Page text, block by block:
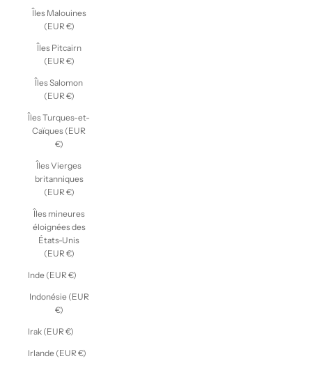
Îles Malouines
(EUR €)
Îles Pitcairn
(EUR €)
Îles Salomon
(EUR €)
Îles Turques-et-
Caïques (EUR
€)
Îles Vierges
britanniques
(EUR €)
Îles mineures
éloignées des
États-Unis
(EUR €)
Inde (EUR €)
Indonésie (EUR
€)
Irak (EUR €)
Irlande (EUR €)